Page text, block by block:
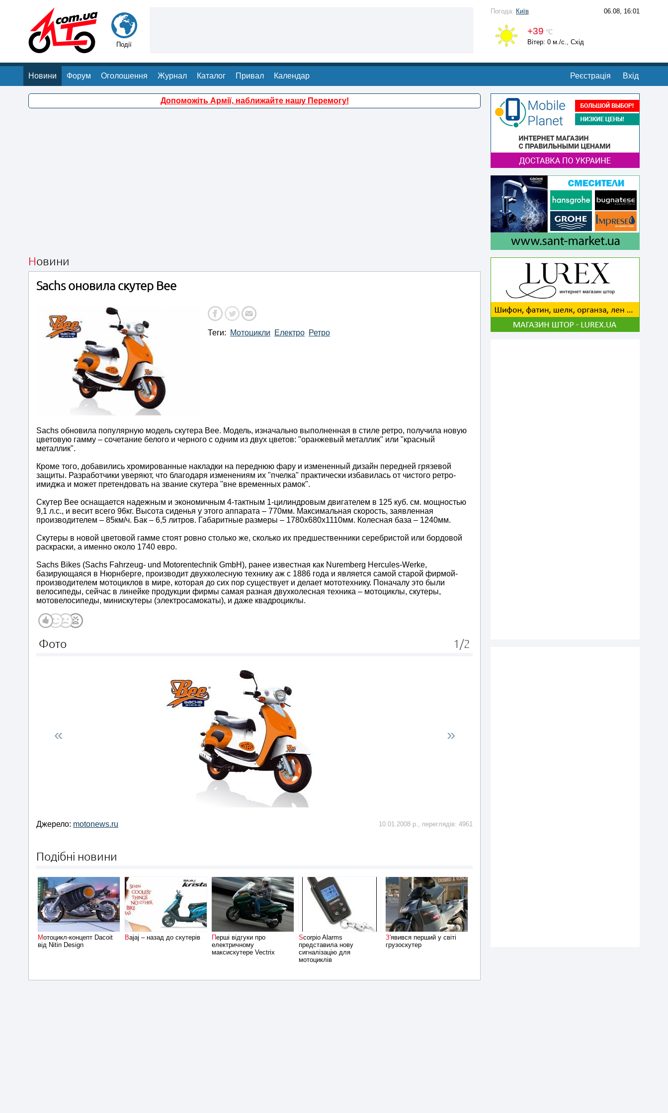
Події
Погода: Київ 06.08, 16:01
+39 °С
Вітер: 0 м./с., Схід
Новини Форум Оголошення Журнал Каталог Привал Календар Реєстрація Вхід
Допоможіть Армії, наближайте нашу Перемогу!
Новини
Sachs оновила скутер Bee
Теги: Мотоцикли Електро Ретро
Sachs обновила популярную модель скутера Bee. Модель, изначально выполненная в стиле ретро, получила новую
цветовую гамму – сочетание белого и черного с одним из двух цветов: "оранжевый металлик" или "красный
металлик".
Кроме того, добавились хромированные накладки на переднюю фару и измененный дизайн передней грязевой
защиты. Разработчики уверяют, что благодаря изменениям их "пчелка" практически избавилась от чистого ретро-
имиджа и может претендовать на звание скутера "вне временных рамок".
Скутер Bee оснащается надежным и экономичным 4-тактным 1-цилиндровым двигателем в 125 куб. см. мощностью
9,1 л.с., и весит всего 96кг. Высота сиденья у этого аппарата – 770мм. Максимальная скорость, заявленная
производителем – 85км/ч. Бак – 6,5 литров. Габаритные размеры – 1780х680х1110мм. Колесная база – 1240мм.
Скутеры в новой цветовой гамме стоят ровно столько же, сколько их предшественники серебристой или бордовой
раскраски, а именно около 1740 евро.
Sachs Bikes (Sachs Fahrzeug- und Motorentechnik GmbH), ранее известная как Nuremberg Hercules-Werke,
базирующаяся в Нюрнберге, производит двухколесную технику аж с 1886 года и является самой старой фирмой-
производителем мотоциклов в мире, которая до сих пор существует и делает мототехнику. Поначалу это были
велосипеды, сейчас в линейке продукции фирмы самая разная двухколесная техника – мотоциклы, скутеры,
мотовелосипеды, минискутеры (электросамокаты), и даже квадроциклы.
Фото 1/2
»
«
Джерело: motonews.ru 10.01.2008 р., переглядів: 4961
Подібні новини
Мотоцикл-концепт Dacoit
від Nitin Design
Bajaj – назад до скутерів
Перші відгуки про
електричному
максискутере Vectrix
Scorpio Alarms
представила нову
сигналізацію для
мотоциклів
З'явився перший у світі
грузоскутер